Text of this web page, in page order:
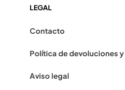
LEGAL
Contacto
Política de devoluciones
Aviso legal